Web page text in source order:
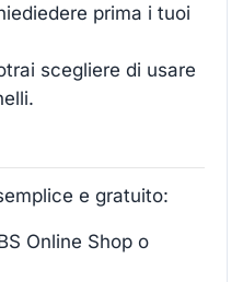
prima i tuoi
scegliere di usare
e gratuito:
Online Shop o